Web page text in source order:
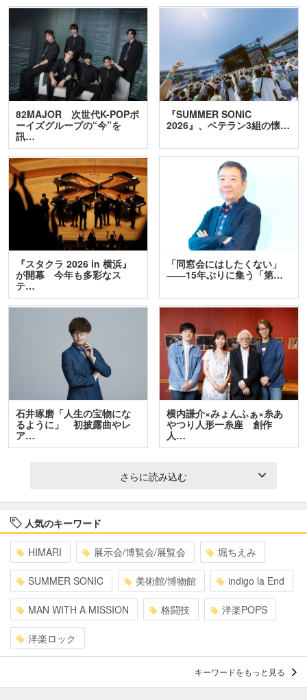
82MAJOR 次世代K-POPボ
ーイズグループの“今”を
訊…
『SUMMER SONIC
2026』、ベテラン3組の懐…
『スタクラ 2026 in 横浜』
が開幕 今年も多彩なス
テ…
「同窓会にはしたくない」
――15年ぶりに集う「第…
石井琢磨「人生の宝物にな
るように」 初披露曲やレ
ア…
横内謙介×みょんふぁ×糸あ
やつり人形一糸座 創作
人…
さらに読み込む
人気のキーワード
HIMARI 展示会/博覧会/展覧会 堀ちえみ
SUMMER SONIC 美術館/博物館 indigo la End
MAN WITH A MISSION 格闘技 洋楽POPS
洋楽ロック
キーワードをもっと見る